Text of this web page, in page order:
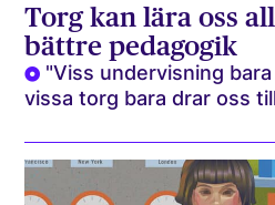
Torg kan lära oss
bättre pedagogik
"Viss undervisning
vissa torg bara drar oss